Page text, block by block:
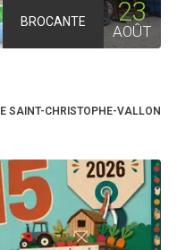
BROCANTE 23
AOÛT
SAINT-CHRISTOPHE-VALLON